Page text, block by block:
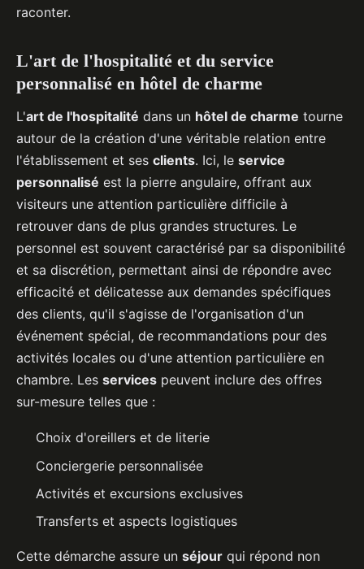
raconter.
L'art de l'hospitalité et du service
personnalisé en hôtel de charme
L'art de l'hospitalité dans un hôtel de charme tourne
autour de la création d'une véritable relation entre
l'établissement et ses clients. Ici, le service
personnalisé est la pierre angulaire, offrant aux
visiteurs une attention particulière difficile à
retrouver dans de plus grandes structures. Le
personnel est souvent caractérisé par sa disponibilité
et sa discrétion, permettant ainsi de répondre avec
efficacité et délicatesse aux demandes spécifiques
des clients, qu'il s'agisse de l'organisation d'un
événement spécial, de recommandations pour des
activités locales ou d'une attention particulière en
chambre. Les services peuvent inclure des offres
sur-mesure telles que :
Choix d'oreillers et de literie
Conciergerie personnalisée
Activités et excursions exclusives
Transferts et aspects logistiques
Cette démarche assure un séjour qui répond non